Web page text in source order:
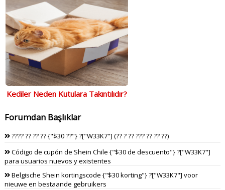
Kediler Neden Kutulara Takıntılıdır?
Forumdan Başlıklar
???? ?? ?? ?? {"$30 ??"} ?["W33K7"] (?? ? ?? ??? ?? ?? ??)
Código de cupón de Shein Chile {"$30 de descuento"} ?["W33K7"]
para usuarios nuevos y existentes
Belgische Shein kortingscode {"$30 korting"} ?["W33K7"] voor
nieuwe en bestaande gebruikers